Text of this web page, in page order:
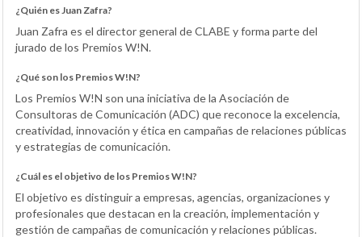
¿Quién es Juan Zafra?
Juan Zafra es el director general de CLABE y forma parte del
jurado de los Premios W!N.
¿Qué son los Premios W!N?
Los Premios W!N son una iniciativa de la Asociación de
Consultoras de Comunicación (ADC) que reconoce la excelencia,
creatividad, innovación y ética en campañas de relaciones públicas
y estrategias de comunicación.
¿Cuál es el objetivo de los Premios W!N?
El objetivo es distinguir a empresas, agencias, organizaciones y
profesionales que destacan en la creación, implementación y
gestión de campañas de comunicación y relaciones públicas.